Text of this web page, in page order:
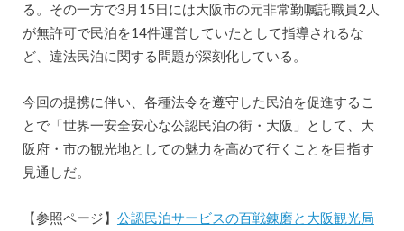
る。その一方で3月15日には大阪市の元非常勤嘱託職員2人
が無許可で民泊を14件運営していたとして指導されるな
ど、違法民泊に関する問題が深刻化している。
今回の提携に伴い、各種法令を遵守した民泊を促進するこ
とで「世界一安全安心な公認民泊の街・大阪」として、大
阪府・市の観光地としての魅力を高めて行くことを目指す
見通しだ。
【参照ページ】 公認民泊サービスの百戦錬磨と大阪観光局